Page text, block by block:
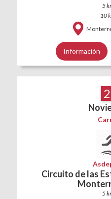
5
10
Información
Circuito de las
5